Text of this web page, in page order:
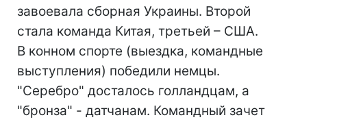
завоевала сборная Украины. Второй
стала команда Китая, третьей – США.
В конном спорте (выездка, командные
выступления) победили немцы.
"Серебро" досталось голландцам, а
"бронза" - датчанам. Командный зачет